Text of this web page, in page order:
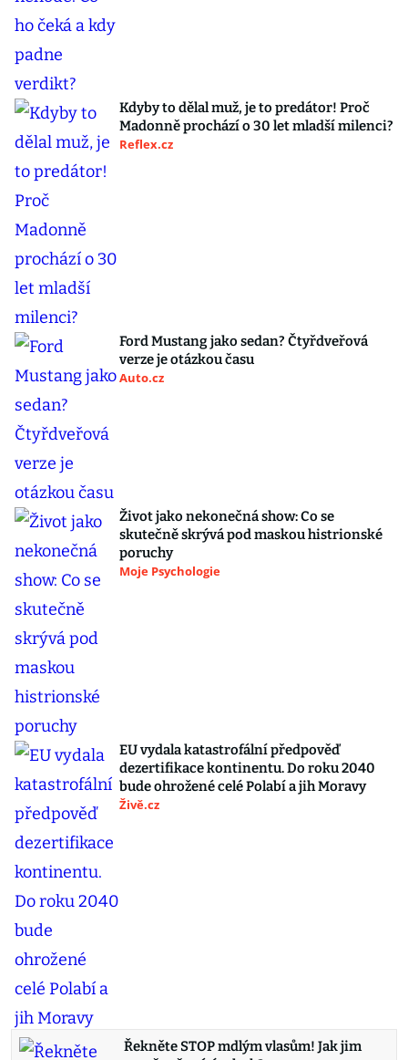
Kdyby to dělal muž, je to predátor! Proč
Madonně prochází o 30 let mladší milenci?
Reflex.cz
Ford Mustang jako sedan? Čtyřdveřová
verze je otázkou času
Auto.cz
Život jako nekonečná show: Co se
skutečně skrývá pod maskou histrionské
poruchy
Moje Psychologie
EU vydala katastrofální předpověď
dezertifikace kontinentu. Do roku 2040
bude ohrožené celé Polabí a jih Moravy
Živě.cz
Řekněte STOP mdlým vlasům! Jak jim